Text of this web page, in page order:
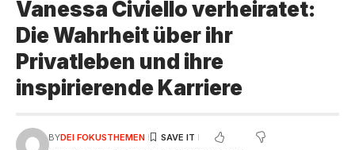
Vanessa Civiello verheiratet:
Die Wahrheit über ihr
Privatleben und ihre
inspirierende Karriere
BYDEI FOKUSTHEMEN